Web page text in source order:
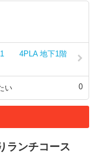
1 4PLA 地下1階
い 0
ランチコース